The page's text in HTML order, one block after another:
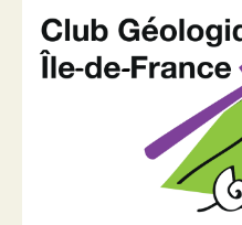
articles